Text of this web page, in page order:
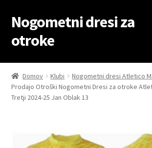
Skip
to
navigation
Skip
to
content
Nogometni dresi za
otroke
Domov
Blog
Košarica
Domov Klubi Nogometni dresi Atletico
Prodajo Otroški Nogometni Dresi za otroke
Tretji 2024-25 Jan Oblak 13